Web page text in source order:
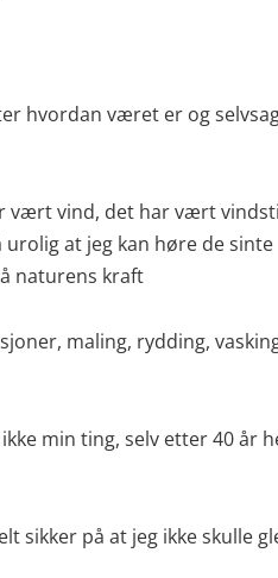
hvordan været er og
vært vind, det har vært
at jeg kan høre de sinte
naturens kraft
maling, rydding,
min ting, selv etter 40 år
sikker på at jeg ikke skulle